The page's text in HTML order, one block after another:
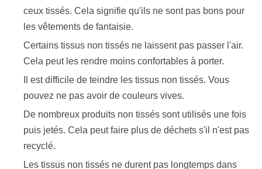
ceux tissés. Cela signifie qu'ils ne sont pas bons pour
les vêtements de fantaisie.
Certains tissus non tissés ne laissent pas passer l'air.
Cela peut les rendre moins confortables à porter.
Il est difficile de teindre les tissus non tissés. Vous
pouvez ne pas avoir de couleurs vives.
De nombreux produits non tissés sont utilisés une fois
puis jetés. Cela peut faire plus de déchets s'il n'est pas
recyclé.
Les tissus non tissés ne durent pas longtemps dans